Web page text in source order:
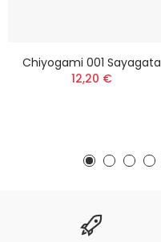
Chiyogami 001 Sayagata
12,20 €